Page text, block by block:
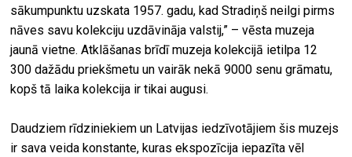
sākumpunktu uzskata 1957. gadu, kad Stradiņš neilgi pirms
nāves savu kolekciju uzdāvināja valstij,” – vēsta muzeja
jaunā vietne. Atklāšanas brīdī muzeja kolekcijā ietilpa 12
300 dažādu priekšmetu un vairāk nekā 9000 senu grāmatu,
kopš tā laika kolekcija ir tikai augusi.
Daudziem rīdziniekiem un Latvijas iedzīvotājiem šis muzejs
ir sava veida konstante, kuras ekspozīcija iepazīta vēl